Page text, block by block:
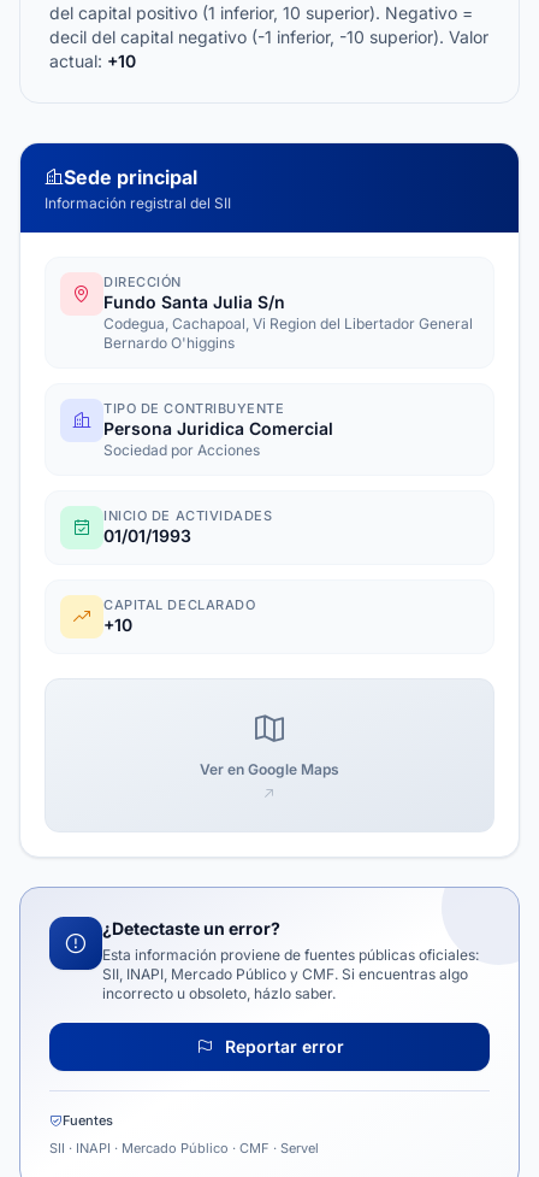
del capital positivo (1 inferior, 10 superior). Negativo =
decil del capital negativo (-1 inferior, -10 superior). Valor
actual: +10
Sede principal
Información registral del SII
DIRECCIÓN
Fundo Santa Julia S/n
Codegua, Cachapoal, Vi Region del Libertador General
Bernardo O'higgins
TIPO DE CONTRIBUYENTE
Persona Juridica Comercial
Sociedad por Acciones
INICIO DE ACTIVIDADES
01/01/1993
CAPITAL DECLARADO
+10
Ver en Google Maps
¿Detectaste un error?
Esta información proviene de fuentes públicas oficiales:
SII, INAPI, Mercado Público y CMF. Si encuentras algo
incorrecto u obsoleto, házlo saber.
Reportar error
Fuentes
SII · INAPI · Mercado Público · CMF · Servel